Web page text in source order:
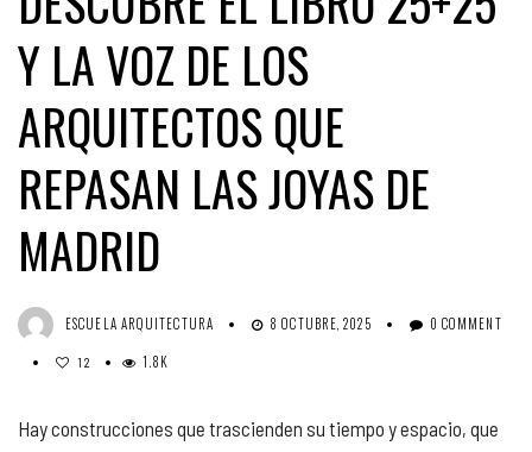
Y LA VOZ DE LOS
ARQUITECTOS QUE
REPASAN LAS JOYAS DE
MADRID
ESCUELA ARQUITECTURA 8 OCTUBRE, 2025 0 COMMENT
12 1.8K
Hay construcciones que trascienden su tiempo y espacio, que